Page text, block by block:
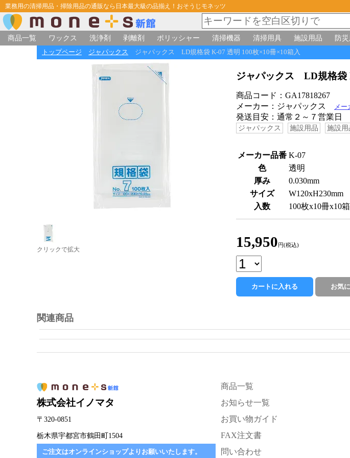
業務用の清掃用品・掃除用品の通販なら日本最大級の品揃え！おそうじモネッツ
商品一覧
ワックス 洗浄剤 剥離剤 ポリッシャー 清掃機器 清掃用具 施設用品 防
トップページ ジャパックス ジャパックス LD規格袋 K-07 透明 100枚×10冊×10箱入
クリックで拡大
ジャパックス LD規格袋
商品コード：GA17818267
メーカー：ジャパックス
メー
発送目安：通常２～７営業日
ジャパックス 施設用品 施設
メーカー品番 K-07
色
透明
厚み
0.030mm
サイズ
W120xH230mm
入数
100枚x10冊x10
15,950 円(税込)
関連商品
株式会社イノマタ
〒320-0851
栃木県宇都宮市鶴田町1504
ご注文はオンラインショップよりお願いいたします。
商品一覧
お知らせ一覧
お買い物ガイド
FAX注文書
問い合わせ